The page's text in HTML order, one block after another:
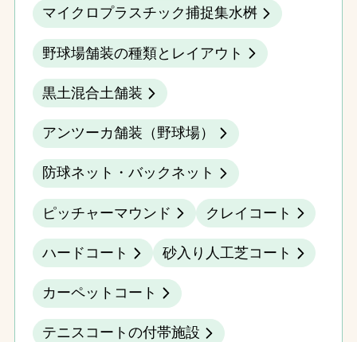
マイクロプラスチック捕捉集水桝
野球場舗装の種類とレイアウト
黒土混合土舗装
アンツーカ舗装（野球場）
防球ネット・バックネット
ピッチャーマウンド クレイコート
ハードコート 砂入り人工芝コート
カーペットコート
テニスコートの付帯施設